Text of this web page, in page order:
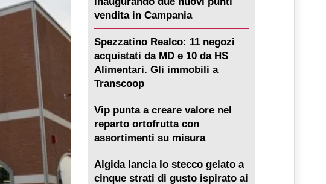
vendita in Campania
Spezzatino Realco: 11 negozi
acquistati da MD e 10 da HS
Alimentari. Gli immobili a
Transcoop
Vip punta a creare valore nel
reparto ortofrutta con
assortimenti su misura
Algida lancia lo stecco gelato a
cinque strati di gusto ispirato ai